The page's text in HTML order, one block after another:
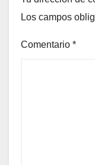
Los campos
Comentario *